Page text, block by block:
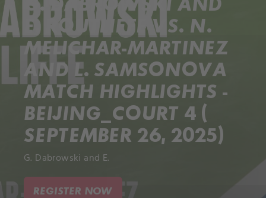
E. ROUTLIFFE VS. N.
MELICHAR-MARTINEZ
AND L. SAMSONOVA
MATCH HIGHLIGHTS -
BEIJING_COURT 4 (
SEPTEMBER 26, 2025)
G. Dabrowski and E.
REGISTER NOW